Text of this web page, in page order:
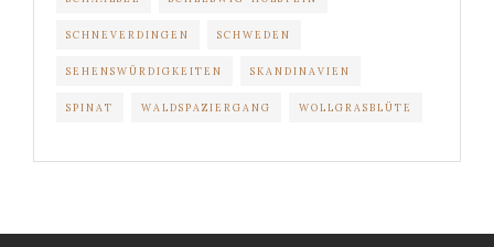
SCHNEVERDINGEN SCHWEDEN
SEHENSWÜRDIGKEITEN SKANDINAVIEN
SPINAT WALDSPAZIERGANG WOLLGRASBLÜTE